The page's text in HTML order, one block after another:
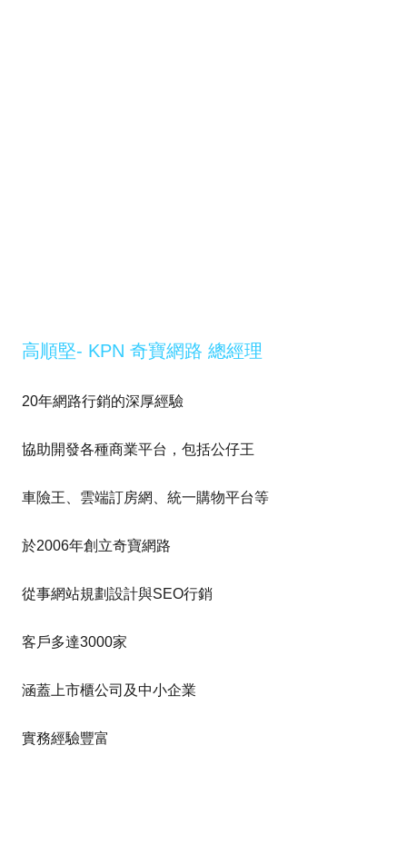
高順堅- KPN 奇寶網路 總經理
20年網路行銷的深厚經驗
協助開發各種商業平台，包括公仔王
車險王、雲端訂房網、統一購物平台等
於2006年創立奇寶網路
從事網站規劃設計與SEO行銷
客戶多達3000家
涵蓋上市櫃公司及中小企業
實務經驗豐富